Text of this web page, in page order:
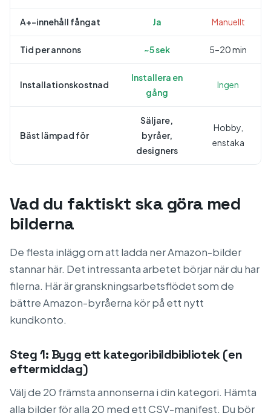
A+-innehåll fångat Ja Manuellt
Tid per annons ~5 sek 5–20 min
Installationskostnad
Installera en
gång
Ingen
Bäst lämpad för
Säljare,
byråer,
designers
Hobby,
enstaka
Vad du faktiskt ska göra med
bilderna
De flesta inlägg om att ladda ner Amazon-bilder
stannar här. Det intressanta arbetet börjar när du har
filerna. Här är granskningsarbetsflödet som de
bättre Amazon-byråerna kör på ett nytt
kundkonto.
Steg 1: Bygg ett kategoribildbibliotek (en
eftermiddag)
Välj de 20 främsta annonserna i din kategori. Hämta
alla bilder för alla 20 med ett CSV-manifest. Du bör